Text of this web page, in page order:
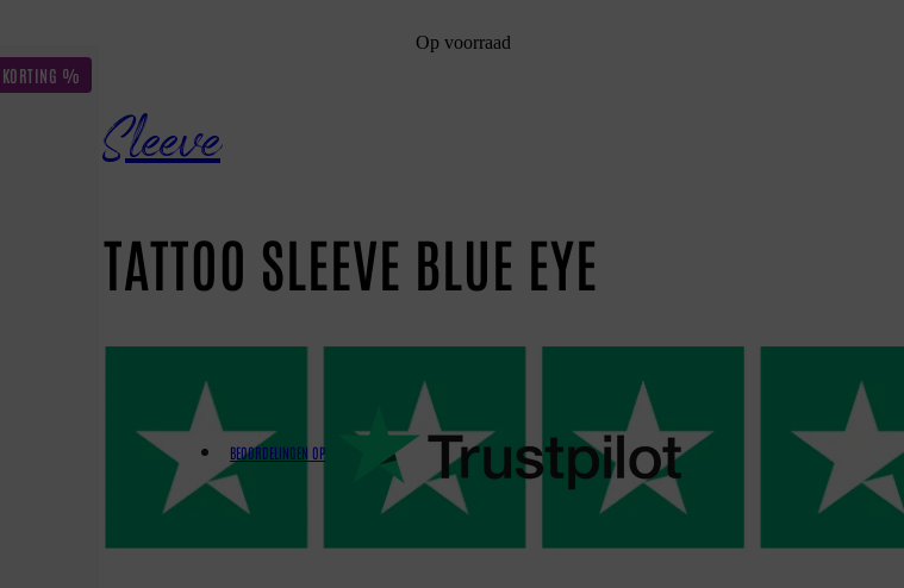
Op voorraad
Sleeve
TATTOO SLEEVE BLUE EYE
BEOORDELINGEN OP